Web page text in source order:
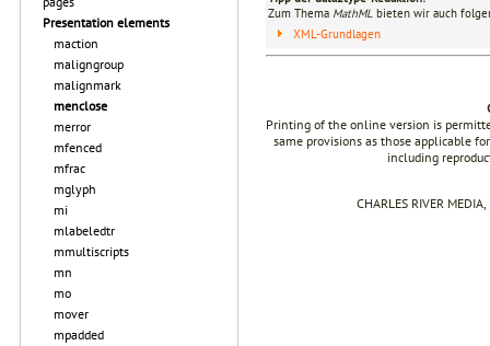
Presentation elements
maction
maligngroup
malignmark
menclose
merror
mfenced
mfrac
mglyph
mi
mlabeledtr
mmultiscripts
mn
mo
mover
mpadded
Zum Thema MathML bieten wir auch
XML-Grundlagen
Printing of the online version is
same provisions as those applicable
including
CHARLES RIVER